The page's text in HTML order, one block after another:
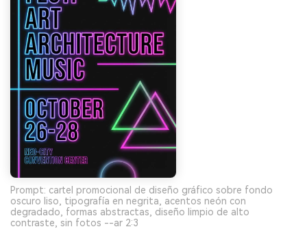
Prompt: cartel promocional de diseño gráfico sobre fondo
oscuro liso, tipografía en negrita, acentos neón con
degradado, formas abstractas, diseño limpio de alto
contraste, sin fotos --ar 2:3